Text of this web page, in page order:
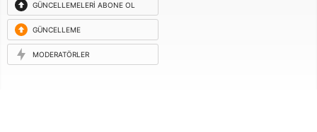
GÜNCELLEMELERI ABONE OL
GÜNCELLEME
ISTEĞI
MODERATÖRLER